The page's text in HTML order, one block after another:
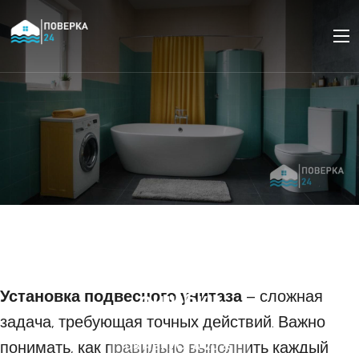
ошибки
08 АВГУСТА 2025
Установка подвесного унитаза– сложная
задача, требующая точных действий. Важно
понимать, как правильно выполнить каждый